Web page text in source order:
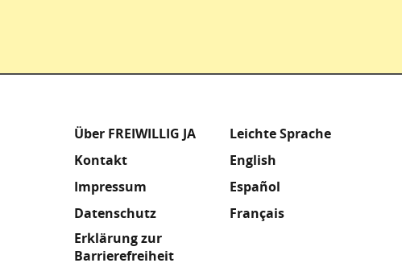
Fußzeile
Über FREIWILLIG JA
Kontakt
Impressum
Datenschutz
Erklärung zur
Barrierefreiheit
Meta
Footer
Leichte Sprache
English
Español
Français